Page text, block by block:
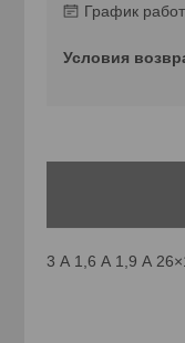
График
3 А 1,6 А 1,9 А